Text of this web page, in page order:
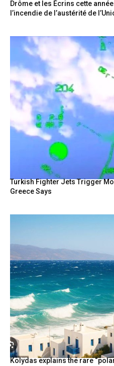
Drôme et les Écrins cette
l’incendie de l’austérité de
Turkish Fighter Jets Trigger
Greece Says
Kolydas explains the rare